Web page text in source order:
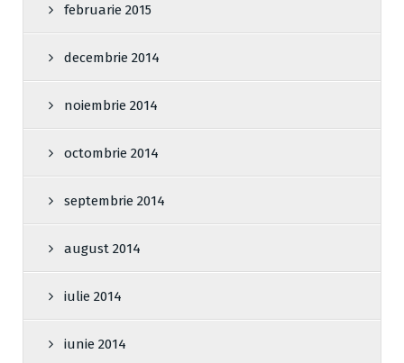
februarie 2015
decembrie 2014
noiembrie 2014
octombrie 2014
septembrie 2014
august 2014
iulie 2014
iunie 2014